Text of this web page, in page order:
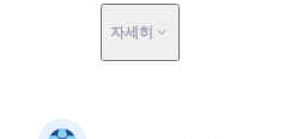
자세히